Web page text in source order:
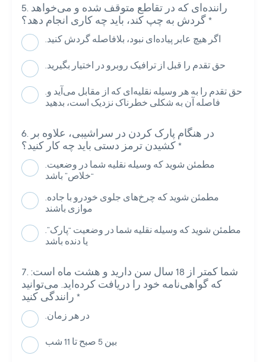
راننده‌ای که در تقاطع متوقف شده و می‌خواهد
*
.اگر هیچ عابر پیاده‌ای نبود، بلافاصله گردش کنید
.حق تقدم را قبل از ترافیک روبرو در اختیار بگیرید
فاصله آن به شکلی خطرناک نزدیک است، بدهید
در هنگام پارک کردن در سراشیبی، علاوه بر
*
“خلاص” باشد
موازی باشند
یا دنده باشد
:شما کمتر از 18 سال سن دارید و هشت ماه است
که گواهی‌نامه خود را دریافت کرده‌اید. می‌توانید
*
.در هر زمان
بین 5 صبح تا 11 شب